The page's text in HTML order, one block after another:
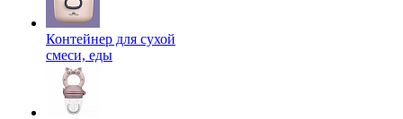
Контейнер для сухой
смеси, еды